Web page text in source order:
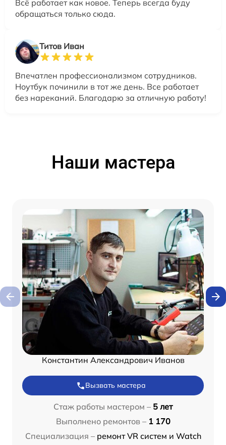
Всё работает как новое. Теперь всегда буду
обращаться только сюда.
Титов Иван
Впечатлен профессионализмом сотрудников.
Ноутбук починили в тот же день. Все работает
без нареканий. Благодарю за отличную работу!
Наши мастера
Константин Александрович Иванов
Вызвать мастера
Стаж работы мастером – 5 лет
Выполнено ремонтов – 1 170
Специализация – ремонт VR систем и Watch